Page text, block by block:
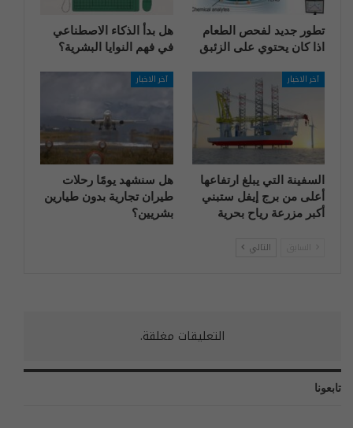
تطور جديد لفحص الطعام
اذا كان يحتوي على الزئبق
هل بدأ الذكاء الاصطناعي
في فهم النوايا البشرية؟
آخر الاخبار
السفينة التي يبلغ ارتفاعها
أعلى من برج إيفل ستبني
أكبر مزرعة رياح بحرية
آخر الاخبار
هل سنشهد يومًا رحلات
طيران تجارية بدون طيارين
بشريين؟
التالي
التعليقات مغلقة.
تابعونا